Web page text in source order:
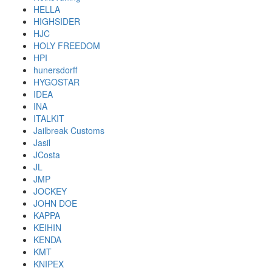
HELLA
HIGHSIDER
HJC
HOLY FREEDOM
HPI
hunersdorff
HYGOSTAR
IDEA
INA
ITALKIT
Jailbreak Customs
Jasil
JCosta
JL
JMP
JOCKEY
JOHN DOE
KAPPA
KEIHIN
KENDA
KMT
KNIPEX